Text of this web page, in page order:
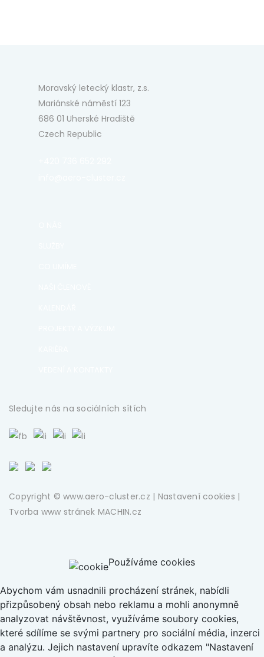
Moravský letecký klastr, z.s.
Mariánské náměstí 123
686 01 Uherské Hradiště
Czech Republic
Sledujte nás na sociálních sítích
Copyright © www.aero-cluster.cz | Nastavení cookies |
Tvorba www stránek MACHIN.cz
Používáme cookies
Abychom vám usnadnili procházení stránek, nabídli
přizpůsobený obsah nebo reklamu a mohli anonymně
analyzovat návštěvnost, využíváme soubory cookies,
které sdílíme se svými partnery pro sociální média, inzerci
a analýzu. Jejich nastavení upravíte odkazem "Nastavení